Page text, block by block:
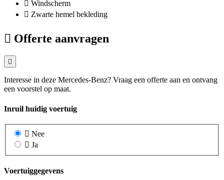
Windscherm
Zwarte hemel bekleding
Offerte aanvragen
Interesse in deze Mercedes-Benz? Vraag een offerte aan en ontvang
een voorstel op maat.
Inruil huidig voertuig
Nee
Ja
Voertuiggegevens